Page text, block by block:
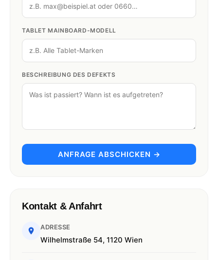
TABLET MAINBOARD-MODELL
BESCHREIBUNG DES DEFEKTS
ANFRAGE ABSCHICKEN →
Kontakt & Anfahrt
ADRESSE
Wilhelmstraße 54, 1120 Wien